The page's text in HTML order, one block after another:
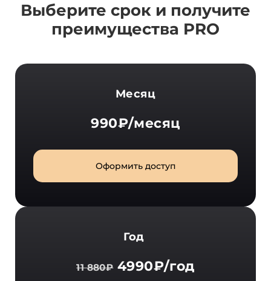
Выберите срок и получите
преимущества PRO
Месяц
990₽/месяц
Оформить доступ
Год
11 880₽4990₽/год